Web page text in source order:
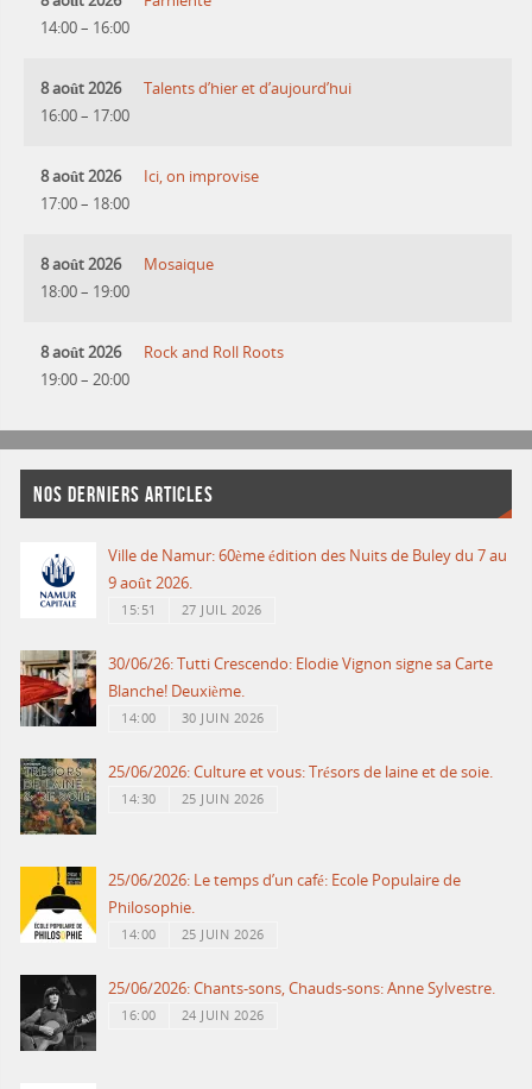
14:00– 16:00
8 août 2026
16:00– 17:00
Talents d’hier et d’aujourd’hui
8 août 2026
17:00– 18:00
Ici, on improvise
8 août 2026
18:00– 19:00
Mosaique
8 août 2026
19:00– 20:00
Rock and Roll Roots
NOS DERNIERS ARTICLES
Ville de Namur: 60ème édition des Nuits de Buley du 7 au
9 août 2026.
15:51 27 JUIL 2026
30/06/26: Tutti Crescendo: Elodie Vignon signe sa Carte
Blanche! Deuxième.
14:00 30 JUIN 2026
25/06/2026: Culture et vous: Trésors de laine et de soie.
14:30 25 JUIN 2026
25/06/2026: Le temps d’un café: Ecole Populaire de
Philosophie.
14:00 25 JUIN 2026
25/06/2026: Chants-sons, Chauds-sons: Anne Sylvestre.
16:00 24 JUIN 2026